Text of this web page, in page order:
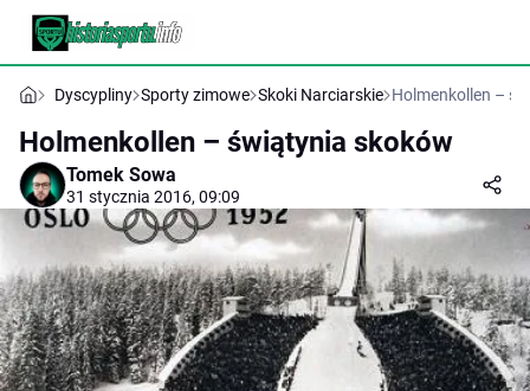
Dyscypliny Sporty zimowe Skoki Narciarskie Holmenkollen –
Holmenkollen – świątynia skoków
Tomek Sowa
31 stycznia 2016, 09:09